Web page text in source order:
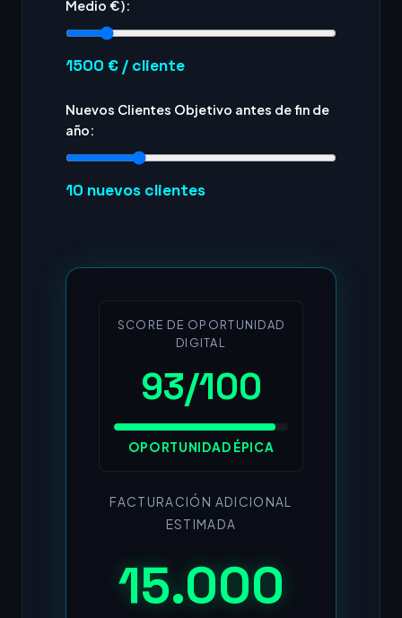
Medio €):
1500 € / cliente
Nuevos Clientes Objetivo antes de fin de
año:
10 nuevos clientes
SCORE DE OPORTUNIDAD
DIGITAL
93/100
OPORTUNIDAD ÉPICA
FACTURACIÓN ADICIONAL
ESTIMADA
15.000